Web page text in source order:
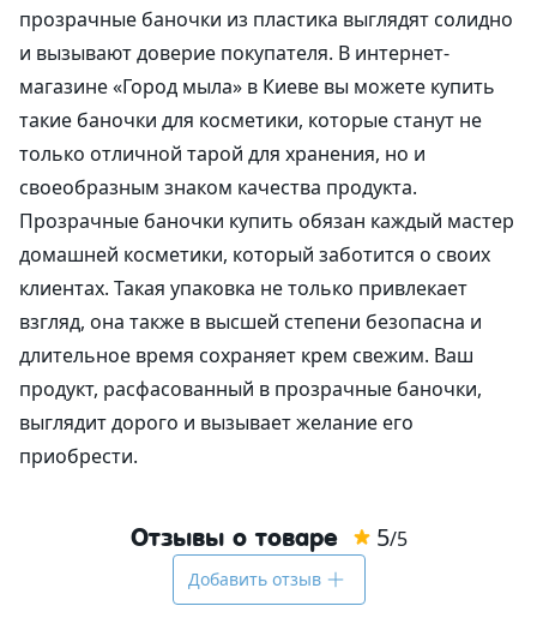
Водорастворимая бумага
прозрачные баночки из пластика выглядят солидно
и вызывают доверие покупателя. В интернет-
магазине «Город мыла» в Киеве вы можете купить
такие баночки для косметики, которые станут не
только отличной тарой для хранения, но и
своеобразным знаком качества продукта.
Прозрачные баночки купить обязан каждый мастер
домашней косметики, который заботится о своих
клиентах. Такая упаковка не только привлекает
взгляд, она также в высшей степени безопасна и
длительное время сохраняет крем свежим. Ваш
продукт, расфасованный в прозрачные баночки,
выглядит дорого и вызывает желание его
приобрести.
Отзывы о товаре 5/5
Добавить отзыв